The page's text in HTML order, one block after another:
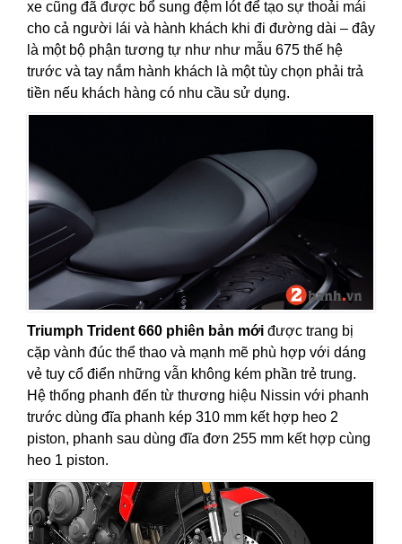
xe cũng đã được bổ sung đệm lót để tạo sự thoải mái
cho cả người lái và hành khách khi đi đường dài – đây
là một bộ phận tương tự như như mẫu 675 thế hệ
trước và tay nắm hành khách là một tùy chọn phải trả
tiền nếu khách hàng có nhu cầu sử dụng.
Triumph Trident 660 phiên bản mới được trang bị
cặp vành đúc thể thao và mạnh mẽ phù hợp với dáng
vẻ tuy cổ điển những vẫn không kém phần trẻ trung.
Hệ thống phanh đến từ thương hiệu Nissin với phanh
trước dùng đĩa phanh kép 310 mm kết hợp heo 2
piston, phanh sau dùng đĩa đơn 255 mm kết hợp cùng
heo 1 piston.